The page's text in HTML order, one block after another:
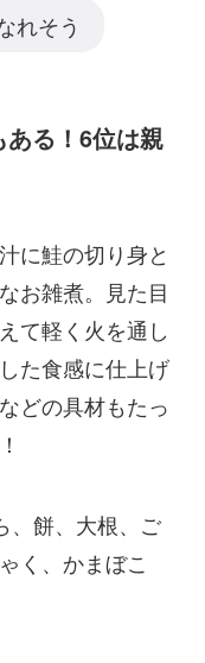
れそう
る！6位は親
に鮭の切り身と
お雑煮。見た目
て軽く火を通し
た食感に仕上げ
どの具材もたっ
、餅、大根、ご
く、かまぼこ